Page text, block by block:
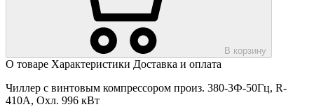
В корзину
О товаре Характеристики Доставка и оплата
Чиллер с винтовым компрессором произ. 380-3Ф-50Гц, R-
410A, Охл. 996 кВт